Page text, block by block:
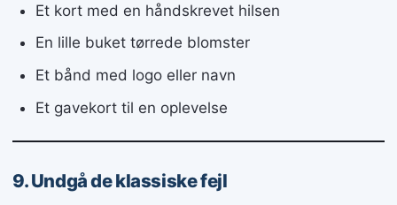
Et kort med en håndskrevet hilsen
En lille buket tørrede blomster
Et bånd med logo eller navn
Et gavekort til en oplevelse
9. Undgå de klassiske fejl